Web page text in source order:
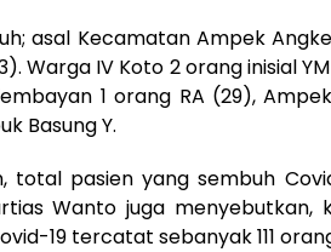
asal Kecamatan Ampek
Warga IV Koto 2 orang inisial
1 orang RA (29),
Basung Y.
total pasien yang sembuh
Wanto juga menyebutkan,
19 tercatat sebanyak 111